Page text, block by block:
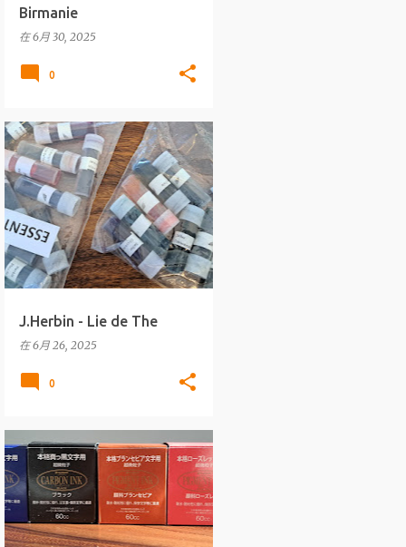
Birmanie
在6月 30, 2025
0
J.Herbin - Lie de The
在6月 26, 2025
墨水 J.HERBIN +
WRITING INKS
0
墨水